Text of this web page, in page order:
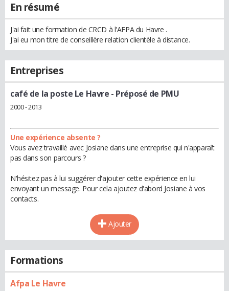
En résumé
J'ai fait une formation de CRCD à l'AFPA du Havre .
J'ai eu mon titre de conseillère relation clientèle à distance.
Entreprises
café de la poste Le Havre - Préposé de PMU
2000 - 2013
Une expérience absente ?
Vous avez travaillé avec Josiane dans une entreprise qui n'apparaît
pas dans son parcours ?
N'hésitez pas à lui suggérer d'ajouter cette expérience en lui
envoyant un message. Pour cela ajoutez d'abord Josiane à vos
contacts.
Ajouter
Formations
Afpa Le Havre